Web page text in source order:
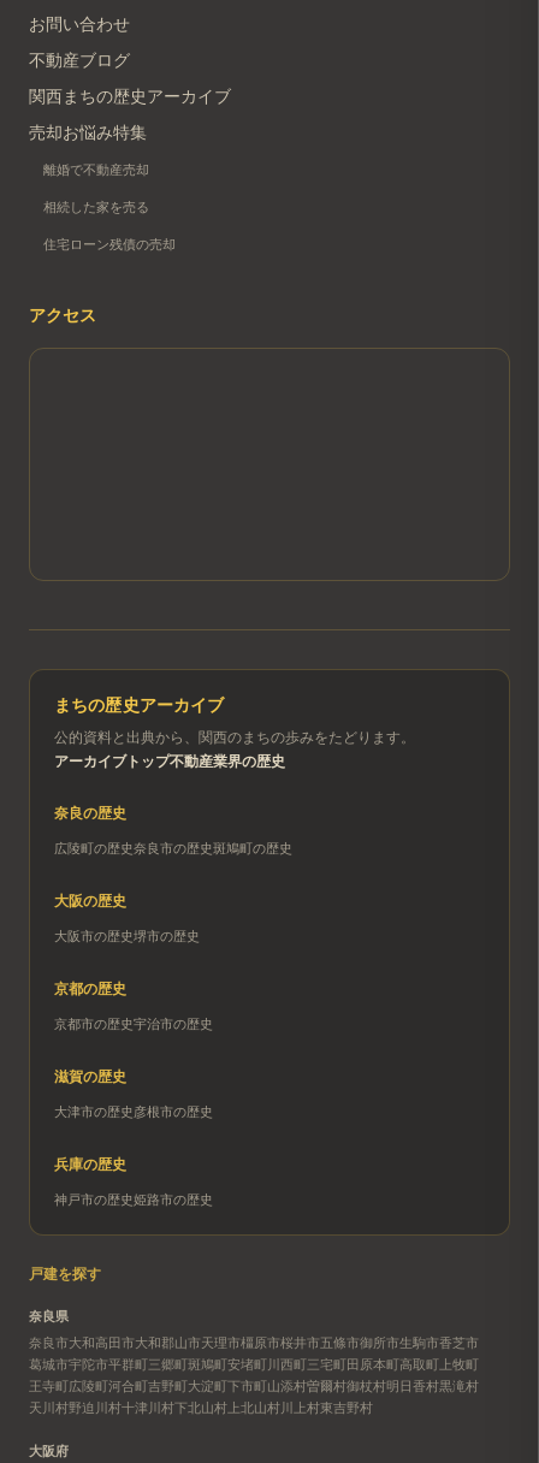
お問い合わせ
不動産ブログ
関西まちの歴史アーカイブ
売却お悩み特集
離婚で不動産売却
相続した家を売る
住宅ローン残債の売却
アクセス
まちの歴史アーカイブ
公的資料と出典から、関西のまちの歩みをたどります。
アーカイブトップ不動産業界の歴史
奈良の歴史
広陵町の歴史奈良市の歴史斑鳩町の歴史
大阪の歴史
大阪市の歴史堺市の歴史
京都の歴史
京都市の歴史宇治市の歴史
滋賀の歴史
大津市の歴史 彦根市の歴史
兵庫の歴史
神戸市の歴史姫路市の歴史
戸建を探す
奈良県
奈良市大和高田市大和郡山市天理市橿原市桜井市五條市御所市生駒市香芝市
葛城市宇陀市平群町三郷町斑鳩町安堵町川西町三宅町田原本町高取町 上牧町
王寺町広陵町河合町吉野町大淀町下市町山添村曽爾村御杖村明日香村黒滝村
天川村野迫川村十津川村下北山村 上北山村川上村東吉野村
大阪府